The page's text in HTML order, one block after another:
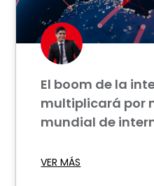
El boom de la
multiplicará por
mundial de
VER MÁS